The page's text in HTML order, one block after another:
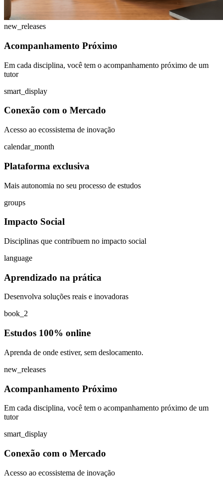
new_releases
Acompanhamento Próximo
Em cada disciplina, você tem o acompanhamento próximo de um
tutor
smart_display
Conexão com o Mercado
Acesso ao ecossistema de inovação
calendar_month
Plataforma exclusiva
Mais autonomia no seu processo de estudos
groups
Impacto Social
Disciplinas que contribuem no impacto social
language
Aprendizado na prática
Desenvolva soluções reais e inovadoras
book_2
Estudos 100% online
Aprenda de onde estiver, sem deslocamento.
new_releases
Acompanhamento Próximo
Em cada disciplina, você tem o acompanhamento próximo de um
tutor
smart_display
Conexão com o Mercado
Acesso ao ecossistema de inovação